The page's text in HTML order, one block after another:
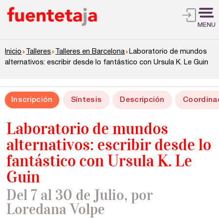
MENU
Inicio Talleres Talleres en Barcelona
Laboratorio de mundos
alternativos: escribir desde lo fantástico con Ursula K. Le Guin
Inscripción Síntesis Descripción
Laboratorio de mundos
alternativos: escribir desde lo
fantástico con Ursula K. Le
Guin
Del 7 al 30 de Julio, por
Loredana Volpe